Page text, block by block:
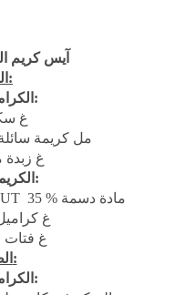
آيس كريم
المقادير:
الكراميل المملح:
- 160 غ
- 90 غ
الكريمة المثلجة:
- 250 مل كريمة سائلة HUT 35 % مادة دسمة
الطريقة:
الكراميل المملح: